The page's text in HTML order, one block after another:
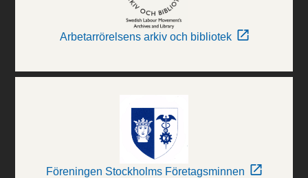
Arbetarrörelsens arkiv och bibliotek
Föreningen Stockholms Företagsminnen